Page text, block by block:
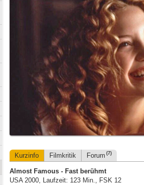
Kurzinfo Filmkritik Forum (7)
Almost Famous - Fast berühmt
USA 2000, Laufzeit: 123 Min., FSK 12